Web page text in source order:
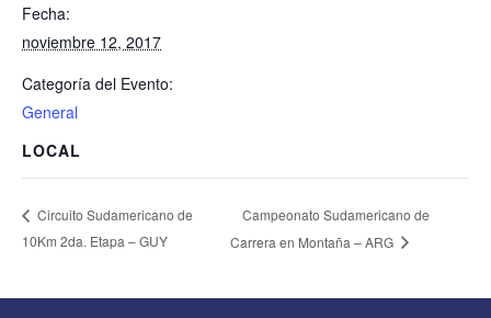
Fecha:
noviembre 12, 2017
Categoría del Evento:
General
LOCAL
Circuito Sudamericano de
10Km 2da. Etapa – GUY
Campeonato Sudamericano de
Carrera en Montaña – ARG